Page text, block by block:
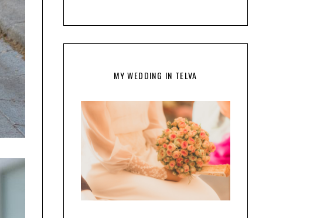
MY WEDDING IN TELVA